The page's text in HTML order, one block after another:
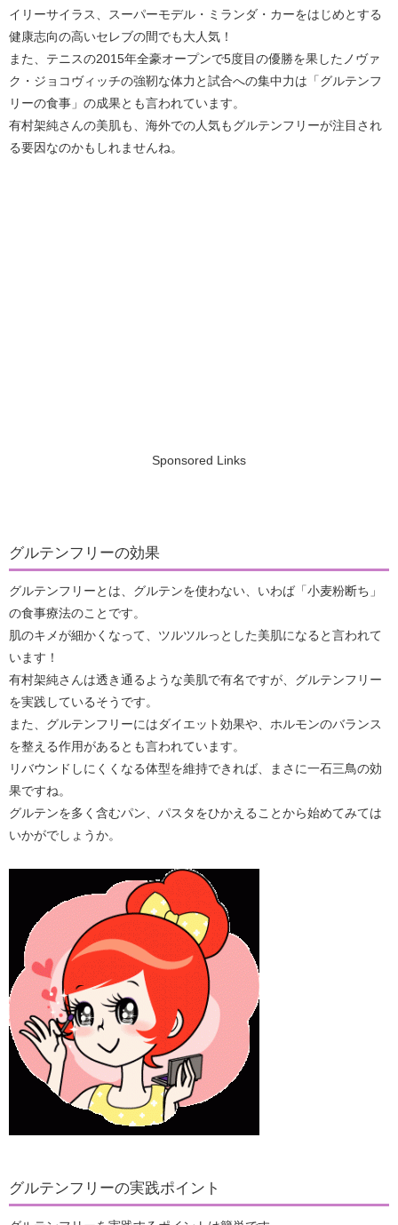
イリーサイラス、スーパーモデル・ミランダ・カーをはじめとする
健康志向の高いセレブの間でも大人気！
また、テニスの2015年全豪オープンで5度目の優勝を果したノヴァ
ク・ジョコヴィッチの強靭な体力と試合への集中力は「グルテンフ
リーの食事」の成果とも言われています。
有村架純さんの美肌も、海外での人気もグルテンフリーが注目され
る要因なのかもしれませんね。
Sponsored Links
グルテンフリーの効果
グルテンフリーとは、グルテンを使わない、いわば「小麦粉断ち」
の食事療法のことです。
肌のキメが細かくなって、ツルツルっとした美肌になると言われて
います！
有村架純さんは透き通るような美肌で有名ですが、グルテンフリー
を実践しているそうです。
また、グルテンフリーにはダイエット効果や、ホルモンのバランス
を整える作用があるとも言われています。
リバウンドしにくくなる体型を維持できれば、まさに一石三鳥の効
果ですね。
グルテンを多く含むパン、パスタをひかえることから始めてみては
いかがでしょうか。
グルテンフリーの実践ポイント